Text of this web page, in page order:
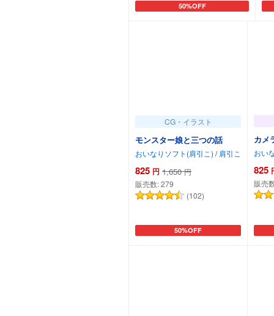
50%OFF
カートに追加
CG・イラスト
モンスター娘と三つの話
おいなりソフト(肩引こ) / 肩引こ
825 円 1,650 円
販売数:279
(102)
50%OFF
カートに追加
カメ
おい
825
販売